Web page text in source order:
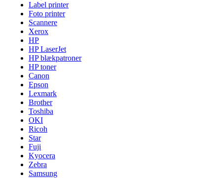
Label printer
Foto printer
Scannere
Xerox
HP
HP LaserJet
HP blækpatroner
HP toner
Canon
Epson
Lexmark
Brother
Toshiba
OKI
Ricoh
Star
Fuji
Kyocera
Zebra
Samsung